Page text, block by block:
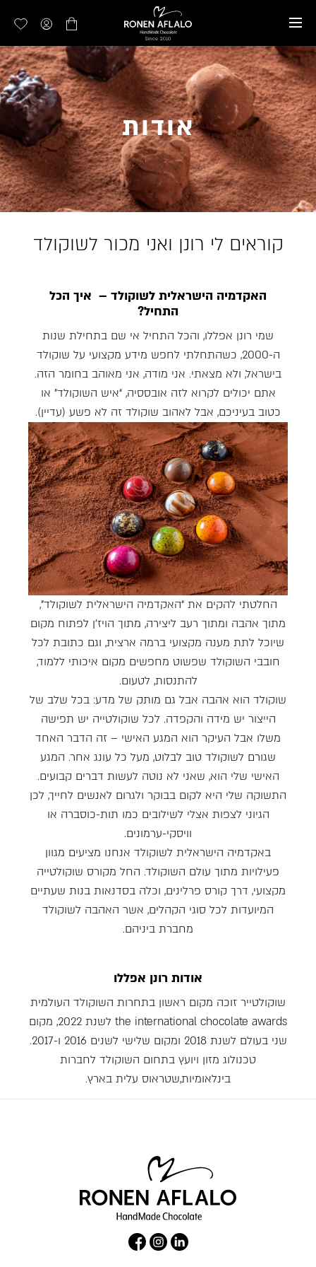
אין מוצרים בעגלה
סגור
כבר רשומים? התחברו
משתמש חדש/אורח
להרשמה
אודות
קוראים לי רונן ואני מכור לשוקולד
האקדמיה הישראלית לשוקולד – איך הכל
התחיל?
שמי רונן אפללו, והכל התחיל אי שם בתחילת שנות
ה-2000, כשהתחלתי לחפש מידע מקצועי על שוקולד
בישראל, ולא מצאתי. אני מודה, אני מאוהב בחומר הזה.
אתם יכולים לקרוא לזה אובססיה, “איש השוקולד” או
כטוב בעיניכם, אבל לאהוב שוקולד זה לא פשע (עדיין).
החלטתי להקים את “האקדמיה הישראלית לשוקולד”,
מתוך אהבה ומתוך רעב ליצירה, מתוך הויז’ן לפתוח מקום
שיוכל לתת מענה מקצועי ברמה ארצית, וגם כתובת לכל
חובבי השוקולד שפשוט מחפשים מקום איכותי ללמוד,
להתנסות, לטעום.
שוקולד הוא אהבה אבל גם מותק של מדע: בכל שלב של
הייצור יש מידה והקפדה. לכל שוקולטייה יש תפישה
משלו אבל העיקר הוא המגע האישי – זה הדבר האחד
שגורם לשוקולד טוב לבלוט, מעל כל עונג אחר. המגע
האישי שלי הוא, שאני לא נוטה לעשות דברים קבועים.
התשוקה שלי היא לקום בבוקר ולגרום לאנשים לחייך, לכן
הגיוני לצפות אצלי לשילובים כמו תות-כוסברה או
וויסקי-ערמונים.
באקדמיה הישראלית לשוקולד אנחנו מציעים מגוון
פעילויות מתוך עולם השוקולד. החל מקורס שוקולטייה
מקצועי, דרך קורס פרלינים, וכלה בסדנאות בנות שעתיים
המיועדות לכל סוגי הקהלים, אשר האהבה לשוקולד
מחברת ביניהם.
אודות רונן אפללו
שוקולטייר זוכה מקום ראשון בתחרות השוקולד העולמית
the international chocolate awards לשנת 2022, מקום
שני בעולם לשנת 2018 ומקום שלישי לשנים 2016 ו-2017.
טכנולוג מזון ויועץ בתחום השוקולד לחברות
בינלאומיות,שטראוס עלית בארץ.